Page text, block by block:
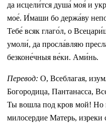
да исцели́тся душа́ моя́ и
мое́. И́маши бо держа́ву
Тебе́ всяк глаго́л, о
умоли́, да просла́вляю
безконе́чныя ве́ки. Ами́нь.
Перевод: О, Всеблагая,
Богородица, Пантанасса,
Ты вошла под кров мой! Но
милосердие Матерь, изреки